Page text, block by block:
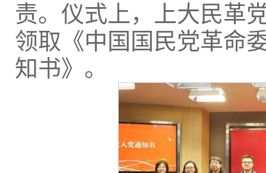
责。仪式上，上大民革
领取《中国国民党革命
知书》。